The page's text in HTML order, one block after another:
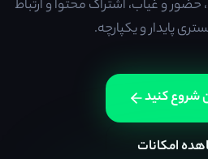
حضور و غیاب، اشتراک محتوا و ارتباط
پایدار و یکپارچه.
شروع کنید
امکانات